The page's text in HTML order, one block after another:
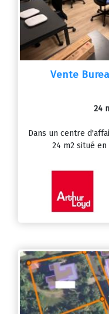
Vente
24
Dans un centre
24 m2 situé en